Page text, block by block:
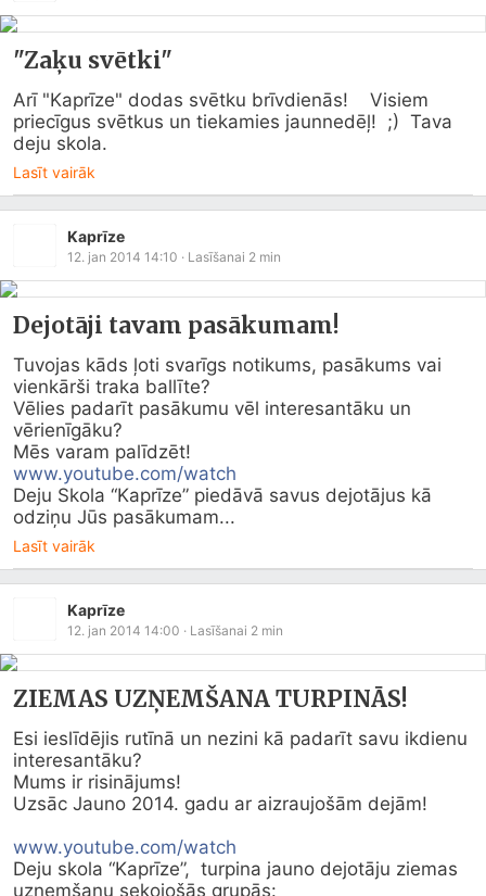
"Zaķu svētki"
Arī "Kaprīze" dodas svētku brīvdienās!    Visiem
priecīgus svētkus un tiekamies jaunnedēļ!  ;)  Tava
deju skola.
Lasīt vairāk
Kaprīze
12. jan 2014 14:10 · Lasīšanai 2 min
Dejotāji tavam pasākumam!
Tuvojas kāds ļoti svarīgs notikums, pasākums vai
vienkārši traka ballīte?
Vēlies padarīt pasākumu vēl interesantāku un
vērienīgāku?
www.youtube.com/watch
Deju Skola “Kaprīze” piedāvā savus dejotājus kā
odziņu Jūs pasākumam...
Lasīt vairāk
Kaprīze
12. jan 2014 14:00 · Lasīšanai 2 min
ZIEMAS UZŅEMŠANA TURPINĀS!
Esi ieslīdējis rutīnā un nezini kā padarīt savu ikdienu
interesantāku?
Mums ir risinājums!
Uzsāc Jauno 2014. gadu ar aizraujošām dejām!
www.youtube.com/watch
Deju skola “Kaprīze”,  turpina jauno dejotāju ziemas
uzņemšanu sekojošās grupās: